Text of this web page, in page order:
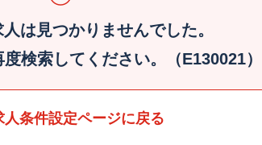
は見つかりませんでした。
検索してください。（E130021）
人条件設定ページに戻る